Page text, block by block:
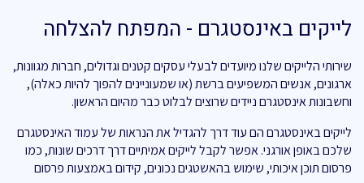
לייקים באינסטגרם - המפתח להצלחה
שירותי הלייקים שלנו מיועדים לבעלי עסקים קטנים וגדולים, חברות מגוונות,
ארגונים, אנשים המשפיעים ברשת (או שמעוניינים להפוך להיות כאלה),
וחשבונות אינסטגרם ניידים שרוצים לבלוט כבר מהיום הראשון.
לייקים באינסטגרם הם עוד דרך להגדיל את הנראות של עמוד האינסטגרם
שלכם באופן אורגני. אפשר לקבל לייקים אמיתיים דרך דרכים שונות, כמו
פרסום תוכן איכותי, שימוש בהאשטגים נכונים, קידום באמצעות פרסום